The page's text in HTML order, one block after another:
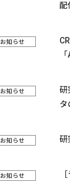
配
お知らせ
お知らせ
研
タ
お知らせ 研
お知らせ